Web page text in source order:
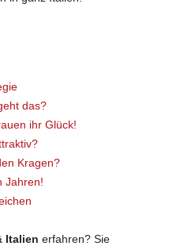
das?
ihr Glück!
Kragen?
Jahren!
Italien erfahren? Sie